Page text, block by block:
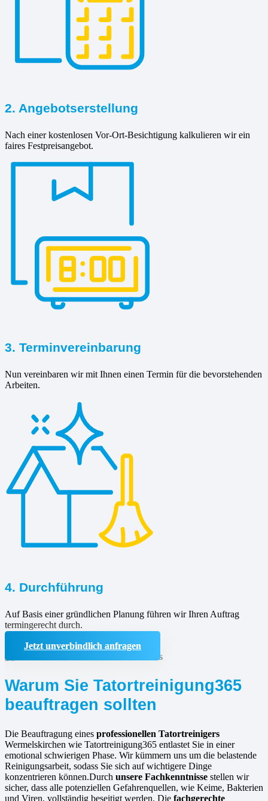
2. Angebotserstellung
Nach einer kostenlosen Vor-Ort-Besichtigung kalkulieren wir ein
faires Festpreisangebot.
3. Terminvereinbarung
Nun vereinbaren wir mit Ihnen einen Termin für die bevorstehenden
Arbeiten.
4. Durchführung
Auf Basis einer gründlichen Planung führen wir Ihren Auftrag
termingerecht durch.
Jetzt unverbindlich anfragen
Warum Sie Tatortreinigung365
beauftragen sollten
Die Beauftragung eines professionellen Tatortreinigers
Wermelskirchen wie Tatortreinigung365 entlastet Sie in einer
emotional schwierigen Phase. Wir kümmern uns um die belastende
Reinigungsarbeit, sodass Sie sich auf wichtigere Dinge
konzentrieren können.Durch unsere Fachkenntnisse stellen wir
sicher, dass alle potenziellen Gefahrenquellen, wie Keime, Bakterien
und Viren, vollständig beseitigt werden. Die fachgerechte